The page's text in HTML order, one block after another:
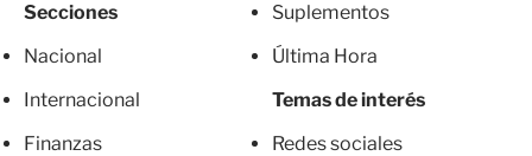
Secciones
Nacional
Internacional
Finanzas
Suplementos
Última Hora
Temas de interés
Redes sociales